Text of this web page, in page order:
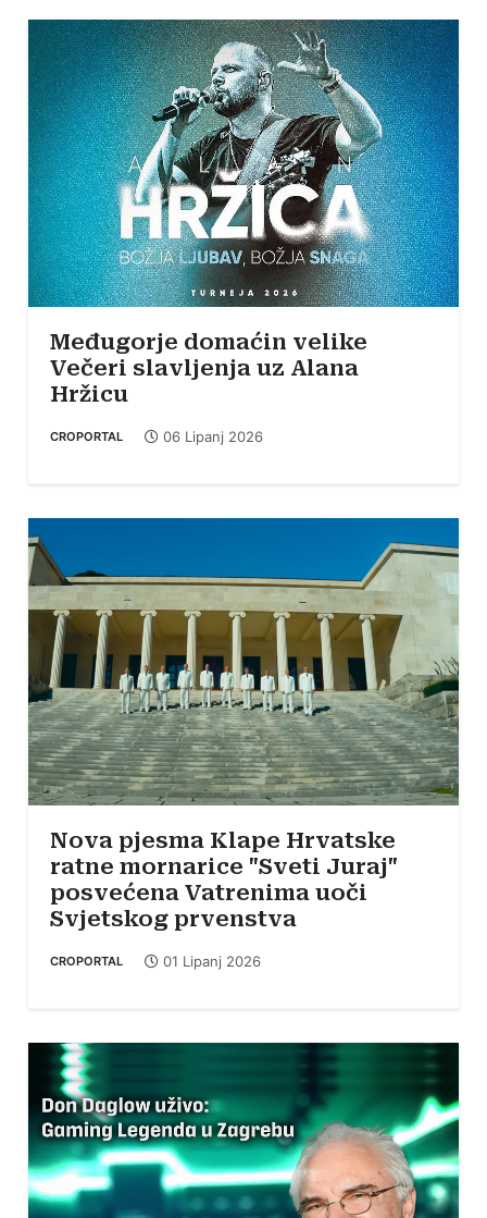
Međugorje domaćin velike
Večeri slavljenja uz Alana
Hržicu
CROPORTAL 06 Lipanj 2026
Nova pjesma Klape Hrvatske
ratne mornarice "Sveti Juraj"
posvećena Vatrenima uoči
Svjetskog prvenstva
CROPORTAL 01 Lipanj 2026